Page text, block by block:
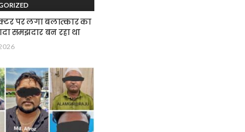
पर लगा बलात्कार का
समझदार बन रहा था